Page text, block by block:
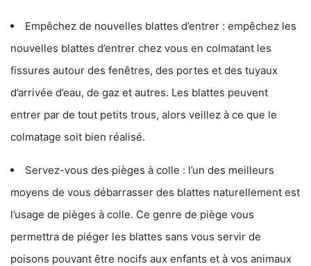
Empêchez de nouvelles blattes d’entrer : empêchez les
nouvelles blattes d’entrer chez vous en colmatant les
fissures autour des fenêtres, des portes et des tuyaux
d’arrivée d’eau, de gaz et autres. Les blattes peuvent
entrer par de tout petits trous, alors veillez à ce que le
colmatage soit bien réalisé.
Servez-vous des pièges à colle : l’un des meilleurs
moyens de vous débarrasser des blattes naturellement est
l’usage de pièges à colle. Ce genre de piège vous
permettra de piéger les blattes sans vous servir de
poisons pouvant être nocifs aux enfants et à vos animaux